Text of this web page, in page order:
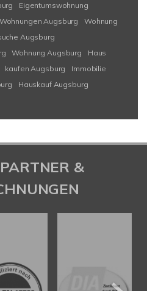
Eigentumswohnung
Wohnungen Augsburg
Wohnung
Augsburg
Wohnung Augsburg
Haus
kaufen Augsburg
Immobilie
Hauskauf Augsburg
&